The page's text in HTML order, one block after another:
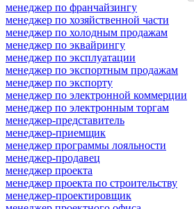
менеджер по франчайзингу
менеджер по хозяйственной части
менеджер по холодным продажам
менеджер по эквайрингу
менеджер по эксплуатации
менеджер по экспортным продажам
менеджер по экспорту
менеджер по электронной коммерции
менеджер по электронным торгам
менеджер-представитель
менеджер-приемщик
менеджер программы лояльности
менеджер-продавец
менеджер проекта
менеджер проекта по строительству
менеджер-проектировщик